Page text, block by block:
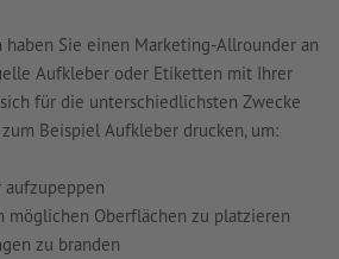
Sie einen Marketing-Allrounder an
Aufkleber oder Etiketten mit Ihrer
für die unterschiedlichsten Zwecke
zum Beispiel Aufkleber drucken, um:
aufzupeppen
möglichen Oberflächen zu platzieren
zu branden